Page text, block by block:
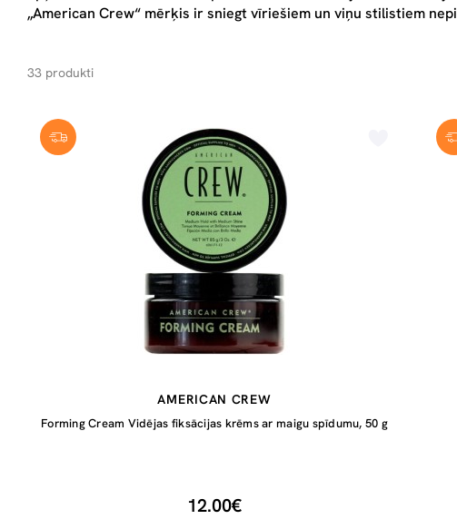
„American Crew“ mērķis ir sniegt vīriešiem un viņu stilistiem
33 produkti
AMERICAN CREW
Forming Cream Vidējas fiksācijas krēms ar maigu spīdumu, 50 g
12.00€